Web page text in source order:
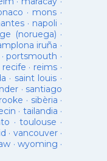
· mons ·
· napoli ·
(noruega) ·
iruña ·
·portsmouth ·
recife · reims ·
· saint louis ·
· santiago
· sibèria ·
· tailandia ·
· toulouse ·
· vancouver·
· wyoming ·